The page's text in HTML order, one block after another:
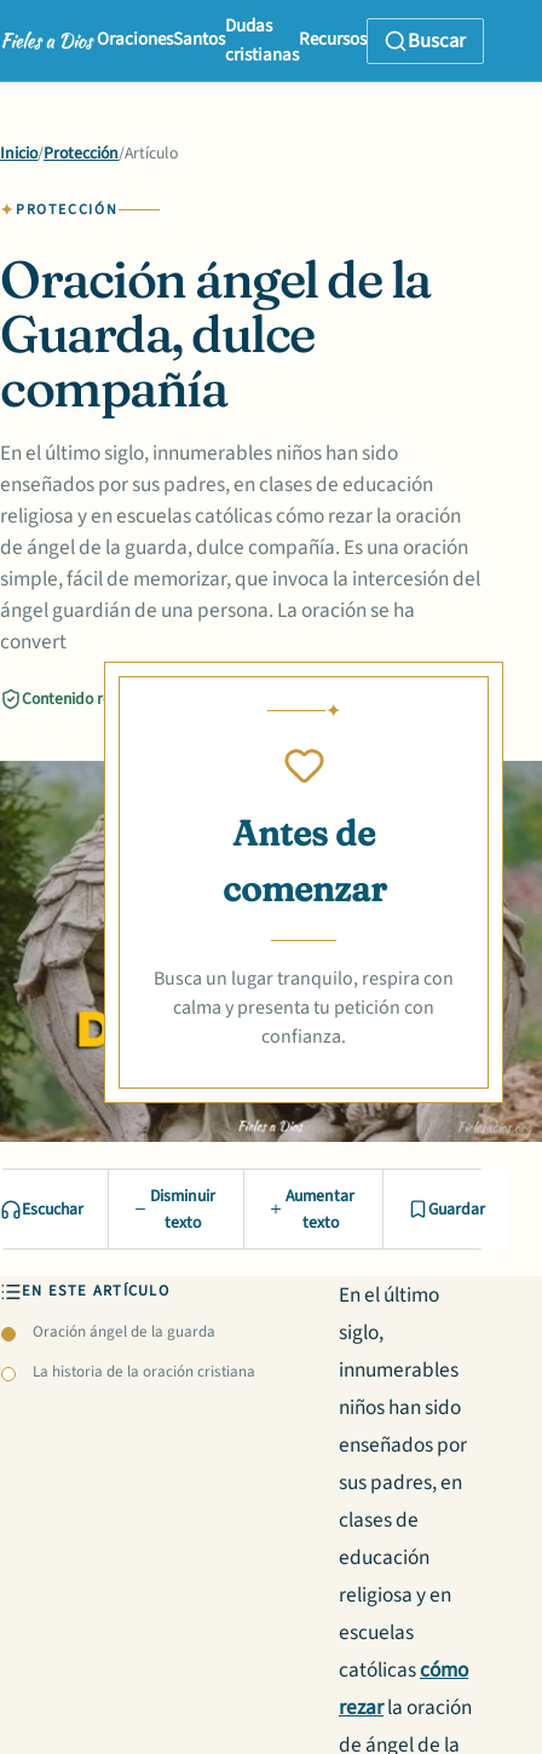
OracionesSantos
Dudas
cristianas
Recursos Buscar
Inicio/Protección/Artículo
PROTECCIÓN
Oración ángel de la
Guarda, dulce
compañía
En el último siglo, innumerables niños han sido
enseñados por sus padres, en clases de educación
religiosa y en escuelas católicas cómo rezar la oración
de ángel de la guarda, dulce compañía. Es una oración
simple, fácil de memorizar, que invoca la intercesión del
ángel guardián de una persona. La oración se ha
convert
Contenido revisado
Antes de
comenzar
Busca un lugar tranquilo, respira con
calma y presenta tu petición con
confianza.
Escuchar
Disminuir
texto
Aumentar
texto
Guardar
EN ESTE ARTÍCULO
Oración ángel de la guarda
La historia de la oración cristiana
En el último
siglo,
innumerables
niños han sido
enseñados por
sus padres, en
clases de
educación
religiosa y en
escuelas
católicascómo
rezarla oración
de ángel de la